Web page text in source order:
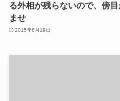
る外相が残らないので、傍
ませ
2015年6月19日